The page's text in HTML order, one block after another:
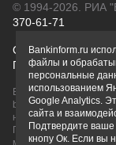
© 1994-2026. РИА
370-61-71
О проекте
Правовая
Вся информация о
bankinform.ru, носит
не является
ГК РФ. Информация не
может быть изменена.
Bankinform.ru
файлы и
персональные
использованием
Google Analytics.
сайта и
Подтвердите ваше
кнопу Ок. Если вы